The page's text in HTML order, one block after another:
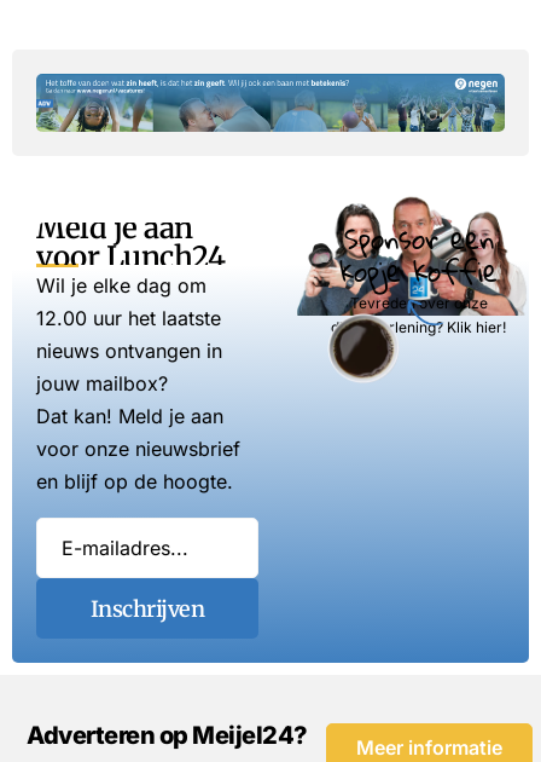
Meld je aan
voor Lunch24
Wil je elke dag om
12.00 uur het laatste
nieuws ontvangen in
jouw mailbox?
Dat kan! Meld je aan
voor onze nieuwsbrief
en blijf op de hoogte.
Inschrijven
Sponsor een
kopje koffie
Tevreden over onze
dienstverlening? Klik hier!
Adverteren op Meijel24? Meer informatie